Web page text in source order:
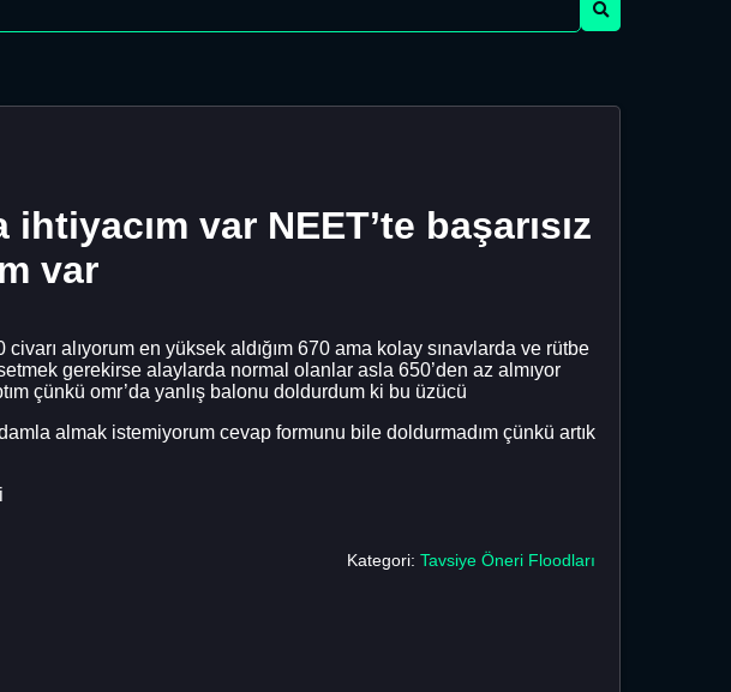
var NEET’te başarısız
var
alıyorum en yüksek aldığım 670 ama kolay sınavlarda ve rütbe
gerekirse alaylarda normal olanlar asla 650’den az almıyor
çünkü omr’da yanlış balonu doldurdum ki bu üzücü
almak istemiyorum cevap formunu bile doldurmadım çünkü artık
Kategori: Tavsiye Öneri Floodları